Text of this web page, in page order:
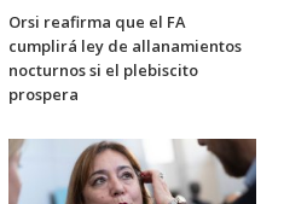
Orsi reafirma que el FA
cumplirá ley de allanamientos
nocturnos si el plebiscito
prospera